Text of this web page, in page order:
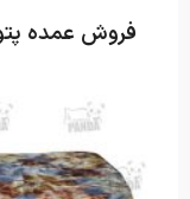
فروش عمده پتو